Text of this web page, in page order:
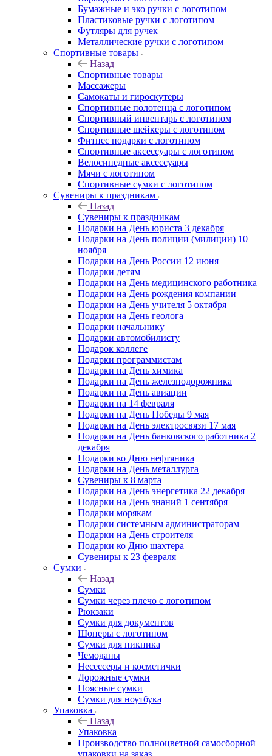
Бумажные и эко ручки с логотипом
Пластиковые ручки с логотипом
Футляры для ручек
Металлические ручки с логотипом
Спортивные товары
Назад
Спортивные товары
Массажеры
Самокаты и гироскутеры
Спортивные полотенца с логотипом
Спортивный инвентарь с логотипом
Спортивные шейкеры с логотипом
Фитнес подарки с логотипом
Спортивные аксессуары с логотипом
Велосипедные аксессуары
Мячи с логотипом
Спортивные сумки с логотипом
Сувениры к праздникам
Назад
Сувениры к праздникам
Подарки на День юриста 3 декабря
Подарки на День полиции (милиции) 10
ноября
Подарки на День России 12 июня
Подарки детям
Подарки на День медицинского работника
Подарки на День рождения компании
Подарки на День учителя 5 октября
Подарки на День геолога
Подарки начальнику
Подарки автомобилисту
Подарок коллеге
Подарки программистам
Подарки на День химика
Подарки на День железнодорожника
Подарки на День авиации
Подарки на 14 февраля
Подарки на День Победы 9 мая
Подарки на День электросвязи 17 мая
Подарки на День банковского работника 2
декабря
Подарки ко Дню нефтяника
Подарки на День металлурга
Сувениры к 8 марта
Подарки на День энергетика 22 декабря
Подарки на День знаний 1 сентября
Подарки морякам
Подарки системным администраторам
Подарки на День строителя
Подарки ко Дню шахтера
Сувениры к 23 февраля
Сумки
Назад
Сумки
Сумки через плечо с логотипом
Рюкзаки
Сумки для документов
Шоперы с логотипом
Сумки для пикника
Чемоданы
Несессеры и косметички
Дорожные сумки
Поясные сумки
Сумки для ноутбука
Упаковка
Назад
Упаковка
Производство полноцветной самосборной
упаковки на заказ